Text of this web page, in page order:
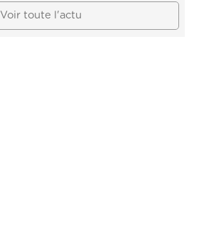
Voir toute l'actu